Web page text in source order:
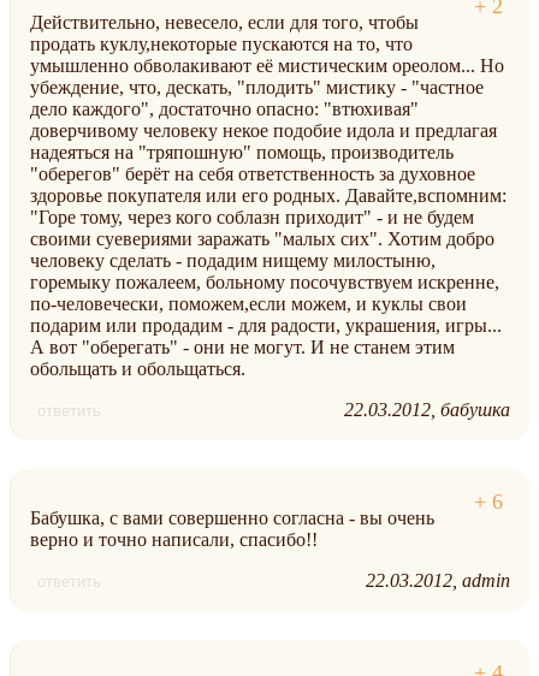
Действительно, невесело, если для того, чтобы
продать куклу,некоторые пускаются на то, что
умышленно обволакивают её мистическим ореолом... Но
убеждение, что, дескать, "плодить" мистику - "частное
дело каждого", достаточно опасно: "втюхивая"
доверчивому человеку некое подобие идола и предлагая
надеяться на "тряпошную" помощь, производитель
"оберегов" берёт на себя ответственность за духовное
здоровье покупателя или его родных. Давайте,вспомним:
"Горе тому, через кого соблазн приходит" - и не будем
своими суевериями заражать "малых сих". Хотим добро
человеку сделать - подадим нищему милостыню,
горемыку пожалеем, больному посочувствуем искренне,
по-человечески, поможем,если можем, и куклы свои
подарим или продадим - для радости, украшения, игры...
А вот "оберегать" - они не могут. И не станем этим
обольщать и обольщаться.
ответить 22.03.2012 бабушка
Бабушка, с вами совершенно согласна - вы очень
верно и точно написали, спасибо!!
ответить 22.03.2012 admin